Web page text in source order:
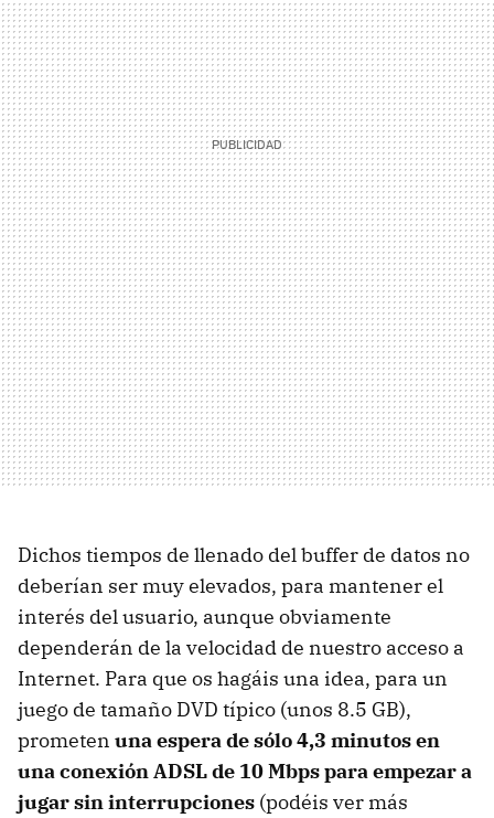
Dichos tiempos de llenado del buffer de datos no
deberían ser muy elevados, para mantener el
interés del usuario, aunque obviamente
dependerán de la velocidad de nuestro acceso a
Internet. Para que os hagáis una idea, para un
juego de tamaño DVD típico (unos 8.5 GB),
prometen una espera de sólo 4,3 minutos en
una conexión ADSLde 10 Mbps para empezar a
jugar sin interrupciones (podéis ver más